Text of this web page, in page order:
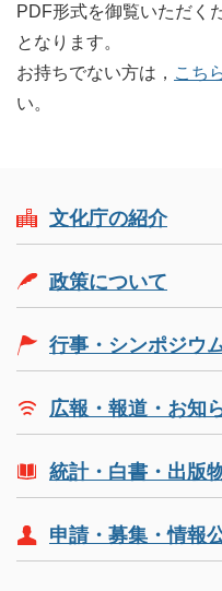
PDF形式を御覧いただく
となります。
お持ちでない方は， こち
い。
文化庁の紹介
政策について
行事・シンポジウ
広報・報道・お知
統計・白書・出版
申請・募集・情報